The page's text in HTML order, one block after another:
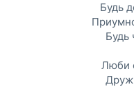
Будь
Будь
Люби